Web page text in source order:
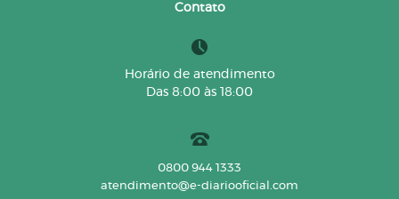
Contato
Horário de atendimento
Das 8:00 às 18:00
0800 944 1333
atendimento@e-diariooficial.com